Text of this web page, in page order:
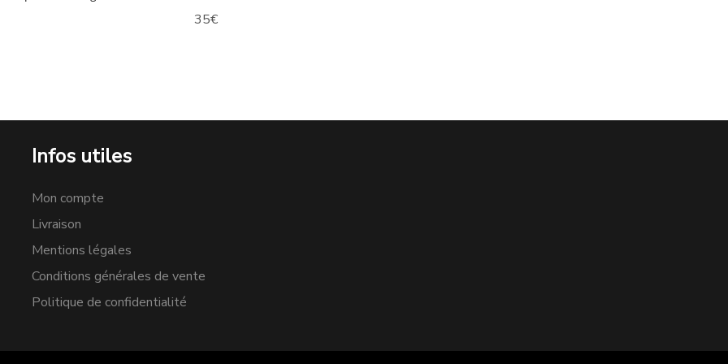
35€
Infos utiles
Mon compte
Livraison
Mentions légales
Conditions générales de vente
Politique de confidentialité